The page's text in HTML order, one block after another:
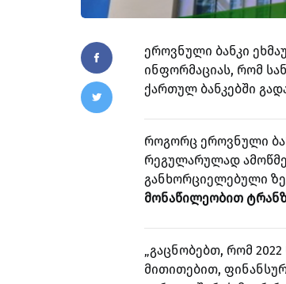
ეროვნული ბანკი
ინფორმაციას, რომ
ქართულ ბანკებში
როგორც ეროვნული
რეგულარულად
განხორციელებული
მონაწილეობით
„გაცნობებთ, რომ
მითითებით,